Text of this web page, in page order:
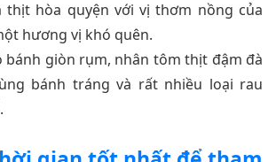
thịt hòa quyện với vị thơm nồng của
hương vị khó quên.
bánh giòn rụm, nhân tôm thịt đậm đà
bánh tráng và rất nhiều loại rau